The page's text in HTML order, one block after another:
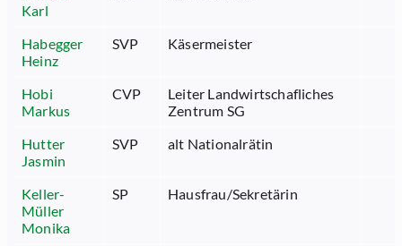
Karl
Habegger
Heinz
SVP Käsermeister
Hobi
Markus
CVP
Leiter Landwirtschafliches
Zentrum SG
Hutter
Jasmin
SVP alt Nationalrätin
Keller-
Müller
Monika
SP Hausfrau/Sekretärin